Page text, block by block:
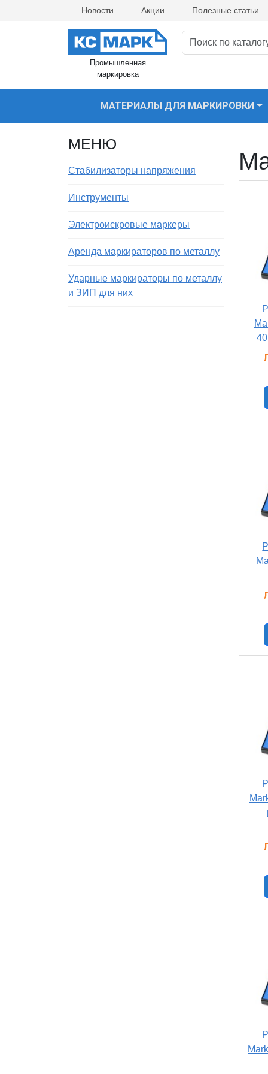
Новости Акции Полезные статьи
Промышленная
маркировка
МАТЕРИАЛЫ ДЛЯ МАРКИРОВКИ
МЕНЮ
Стабилизаторы напряжения
Инструменты
Электроискровые маркеры
Аренда маркираторов по металлу
Ударные маркираторы по металлу
и ЗИП для них